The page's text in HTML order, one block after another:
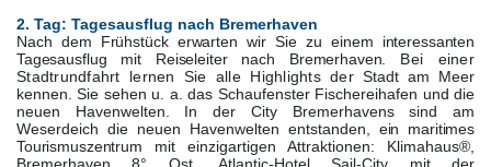
2. Tag: Tagesausflug nach Bremerhaven
Nach dem Frühstück erwarten wir Sie zu einem interessanten
Tagesausflug mit Reiseleiter nach Bremerhaven.
Bei einer
Stadtrundfahrt lernen Sie alle Highlights der Stadt am Meer
kennen. Sie sehen u. a. das Schaufenster Fischereihafen und die
neuen Havenwelten. In der City Bremerhavens sind am
Weserdeich die neuen Havenwelten entstanden, ein maritimes
Tourismuszentrum mit einzigartigen Attraktionen: Klimahaus®,